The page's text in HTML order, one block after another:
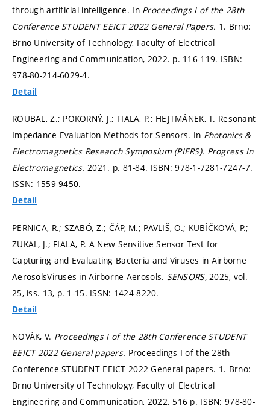
through artificial intelligence. In Proceedings I of the 28th
Conference STUDENT EEICT 2022 General Papers. 1. Brno:
Brno University of Technology, Faculty of Electrical
Engineering and Communication, 2022. p. 116-119. ISBN:
978-80-214-6029-4.
Detail
ROUBAL, Z.; POKORNÝ, J.; FIALA, P.; HEJTMÁNEK, T. Resonant
Impedance Evaluation Methods for Sensors. In Photonics &
Electromagnetics Research Symposium (PIERS). Progress In
Electromagnetics.2021. p. 81-84. ISBN: 978-1-7281-7247-7.
ISSN: 1559-9450.
Detail
PERNICA, R.; SZABÓ, Z.; ČÁP, M.; PAVLIŠ, O.; KUBÍČKOVÁ, P.;
ZUKAL, J.; FIALA, P. A New Sensitive Sensor Test for
Capturing and Evaluating Bacteria and Viruses in Airborne
AerosolsViruses in Airborne Aerosols. SENSORS, 2025, vol.
25, iss. 13, p. 1-15. ISSN: 1424-8220.
Detail
NOVÁK, V. Proceedings I of the 28th Conference STUDENT
EEICT 2022 General papers. Proceedings I of the 28th
Conference STUDENT EEICT 2022 General papers. 1. Brno:
Brno University of Technology, Faculty of Electrical
Engineering and Communication, 2022. 516 p. ISBN: 978-80-